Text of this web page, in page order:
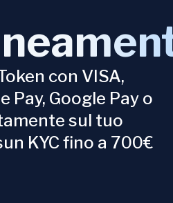
con VISA,
Pay, Google Pay o
sul tuo
KYC fino a 700€